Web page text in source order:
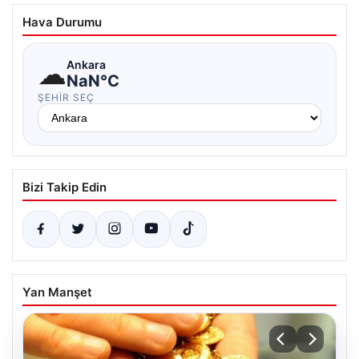
Hava Durumu
☁Ankara
NaN°C
ŞEHIR SEÇ
Bizi Takip Edin
Yan Manşet